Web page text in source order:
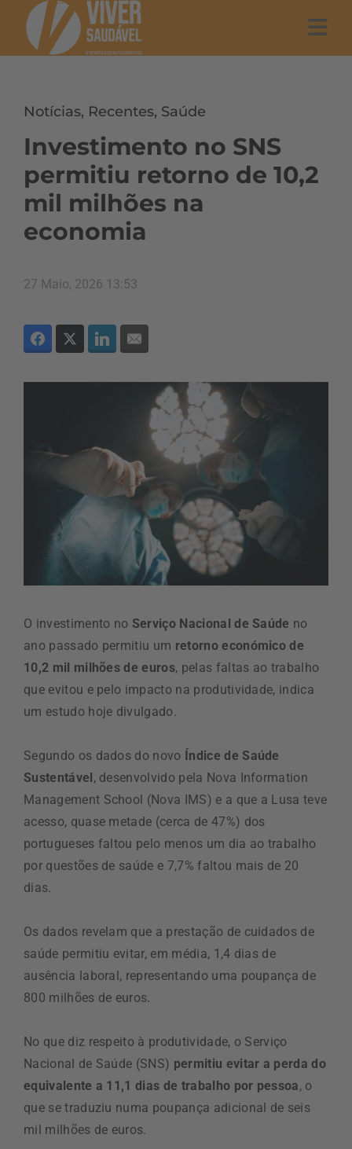
Notícias, Recentes, Saúde
Investimento no SNS
permitiu retorno de 10,2
mil milhões na
economia
27 Maio, 2026 13:53
O investimento no Serviço Nacional de Saúde no
ano passado permitiu um retorno económico de
10,2 mil milhões de euros, pelas faltas ao trabalho
que evitou e pelo impacto na produtividade, indica
um estudo hoje divulgado.
Segundo os dados do novo Índice de Saúde
Sustentável, desenvolvido pela Nova Information
Management School (Nova IMS) e a que a Lusa teve
acesso, quase metade (cerca de 47%) dos
portugueses faltou pelo menos um dia ao trabalho
por questões de saúde e 7,7% faltou mais de 20
dias.
Os dados revelam que a prestação de cuidados de
saúde permitiu evitar, em média, 1,4 dias de
ausência laboral, representando uma poupança de
800 milhões de euros.
No que diz respeito à produtividade, o Serviço
Nacional de Saúde (SNS) permitiu evitar a perda do
equivalente a 11,1 dias de trabalho por pessoa, o
que se traduziu numa poupança adicional de seis
mil milhões de euros.